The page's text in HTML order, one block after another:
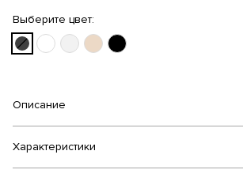
Выберите цвет:
Описание
Характеристики